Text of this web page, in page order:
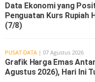
Data Ekonomi yang
Penguatan Kurs Rupiah
(7/8)
PUSAT DATA | 07 Agustus 2026
Grafik Harga Emas
Agustus 2026), Hari Ini